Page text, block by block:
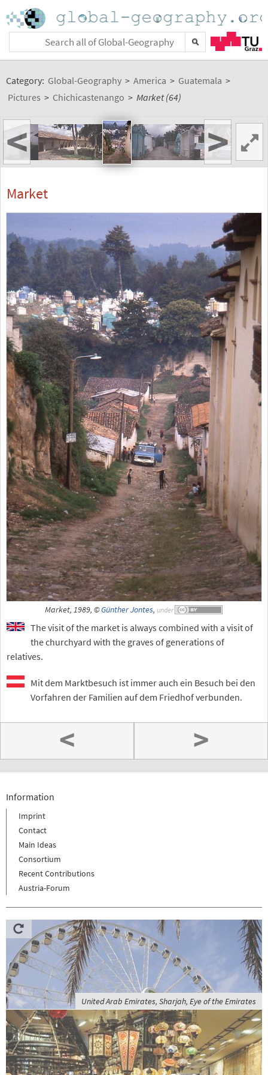
Category: Global-Geography > America > Guatemala >
Pictures > Chichicastenango > Market (64)
< >
Market
Market, 1989, ©Günther Jontes, under
The visit of the market is always combined with a visit of
the churchyard with the graves of generations of
relatives.
Mit dem Marktbesuch ist immer auch ein Besuch bei den
Vorfahren der Familien auf dem Friedhof verbunden.
< >
Information
Imprint
Contact
Main Ideas
Consortium
Recent Contributions
Austria-Forum
United Arab Emirates, Sharjah, Eye of the Emirates